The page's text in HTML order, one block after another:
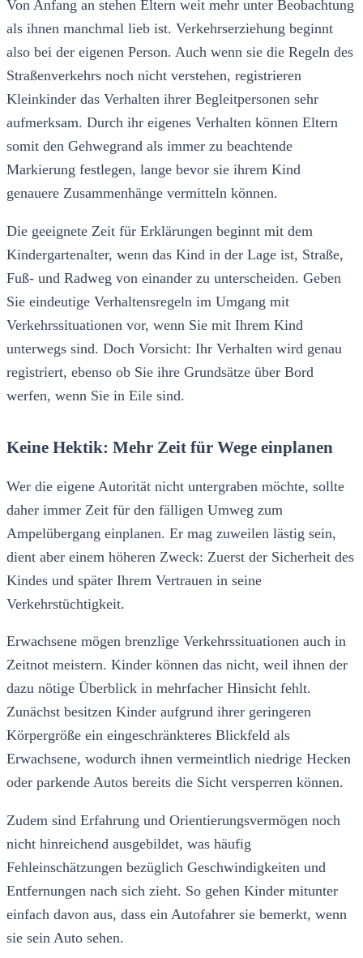
Von Anfang an stehen Eltern weit mehr unter Beobachtung
als ihnen manchmal lieb ist. Verkehrserziehung beginnt
also bei der eigenen Person. Auch wenn sie die Regeln des
Straßenverkehrs noch nicht verstehen, registrieren
Kleinkinder das Verhalten ihrer Begleitpersonen sehr
aufmerksam. Durch ihr eigenes Verhalten können Eltern
somit den Gehwegrand als immer zu beachtende
Markierung festlegen, lange bevor sie ihrem Kind
genauere Zusammenhänge vermitteln können.
Die geeignete Zeit für Erklärungen beginnt mit dem
Kindergartenalter, wenn das Kind in der Lage ist, Straße,
Fuß- und Radweg von einander zu unterscheiden. Geben
Sie eindeutige Verhaltensregeln im Umgang mit
Verkehrssituationen vor, wenn Sie mit Ihrem Kind
unterwegs sind. Doch Vorsicht: Ihr Verhalten wird genau
registriert, ebenso ob Sie ihre Grundsätze über Bord
werfen, wenn Sie in Eile sind.
Keine Hektik: Mehr Zeit für Wege einplanen
Wer die eigene Autorität nicht untergraben möchte, sollte
daher immer Zeit für den fälligen Umweg zum
Ampelübergang einplanen. Er mag zuweilen lästig sein,
dient aber einem höheren Zweck: Zuerst der Sicherheit des
Kindes und später Ihrem Vertrauen in seine
Verkehrstüchtigkeit.
Erwachsene mögen brenzlige Verkehrssituationen auch in
Zeitnot meistern. Kinder können das nicht, weil ihnen der
dazu nötige Überblick in mehrfacher Hinsicht fehlt.
Zunächst besitzen Kinder aufgrund ihrer geringeren
Körpergröße ein eingeschränkteres Blickfeld als
Erwachsene, wodurch ihnen vermeintlich niedrige Hecken
oder parkende Autos bereits die Sicht versperren können.
Zudem sind Erfahrung und Orientierungsvermögen noch
nicht hinreichend ausgebildet, was häufig
Fehleinschätzungen bezüglich Geschwindigkeiten und
Entfernungen nach sich zieht. So gehen Kinder mitunter
einfach davon aus, dass ein Autofahrer sie bemerkt, wenn
sie sein Auto sehen.